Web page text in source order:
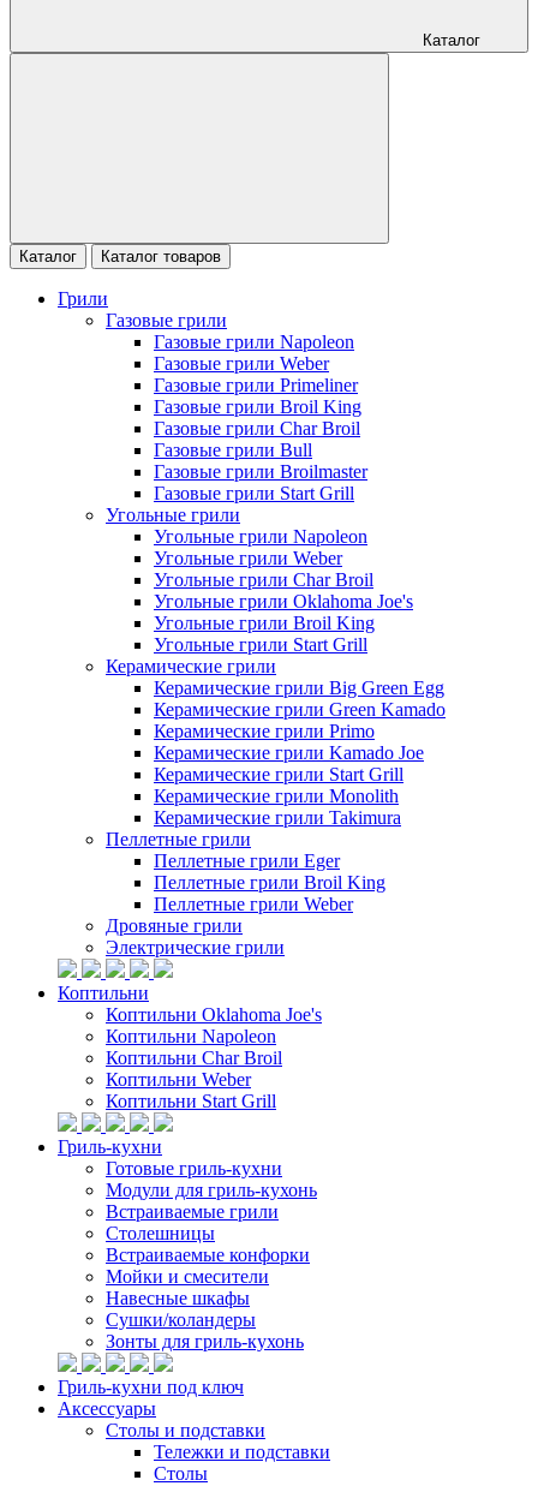
Каталог
Каталог Каталог товаров
Грили
Газовые грили
Газовые грили Napoleon
Газовые грили Weber
Газовые грили Primeliner
Газовые грили Broil King
Газовые грили Char Broil
Газовые грили Bull
Газовые грили Broilmaster
Газовые грили Start Grill
Угольные грили
Угольные грили Napoleon
Угольные грили Weber
Угольные грили Char Broil
Угольные грили Oklahoma Joe's
Угольные грили Broil King
Угольные грили Start Grill
Керамические грили
Керамические грили Big Green Egg
Керамические грили Green Kamado
Керамические грили Primo
Керамические грили Kamado Joe
Керамические грили Start Grill
Керамические грили Monolith
Керамические грили Takimura
Пеллетные грили
Пеллетные грили Eger
Пеллетные грили Broil King
Пеллетные грили Weber
Дровяные грили
Электрические грили
Коптильни
Коптильни Oklahoma Joe's
Коптильни Napoleon
Коптильни Char Broil
Коптильни Weber
Коптильни Start Grill
Гриль-кухни
Готовые гриль-кухни
Модули для гриль-кухонь
Встраиваемые грили
Столешницы
Встраиваемые конфорки
Мойки и смесители
Навесные шкафы
Сушки/коландеры
Зонты для гриль-кухонь
Гриль-кухни под ключ
Аксессуары
Столы и подставки
Тележки и подставки
Столы